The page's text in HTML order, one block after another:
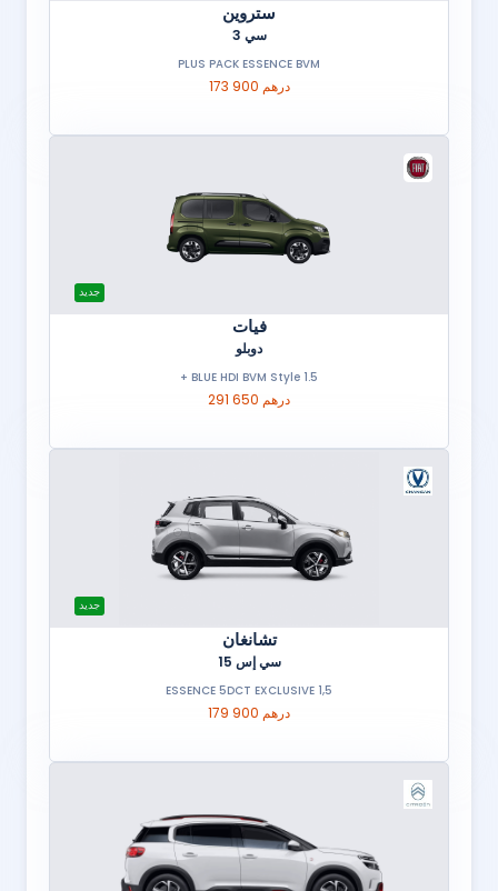
ستروين
سي 3
PLUS PACK ESSENCE BVM
173 900 درهم
جديد
فيات
دوبلو
1.5 BLUE HDI BVM Style +
291 650 درهم
جديد
تشانغان
سي إس 15
1,5 ESSENCE 5DCT EXCLUSIVE
179 900 درهم